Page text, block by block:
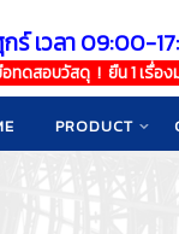
ร์ เวลา 09:00-
ทดสอบวัสดุ ! ยืน 1 เรื่อง
PRODUCT